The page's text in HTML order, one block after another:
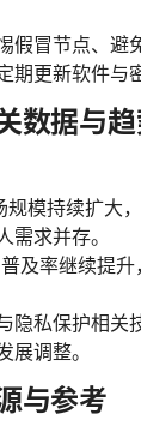
假冒节点、避
期更新软件与
数据与
模持续扩大
需求并存。
及率继续提
隐私保护相关
展调整。
与参考